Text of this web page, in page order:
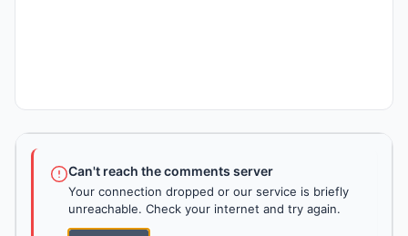
Can't reach the comments server
Your connection dropped or our service is briefly
unreachable. Check your internet and try again.